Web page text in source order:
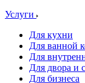
Услуги
Для кухни
Для ванной
Для
Для двора и
Для бизнеса